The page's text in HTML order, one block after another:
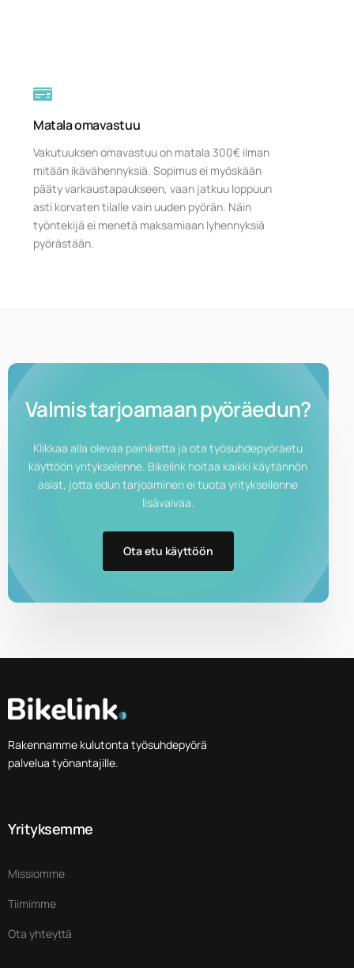
Matala omavastuu
Vakutuuksen omavastuu on matala 300€ ilman
mitään ikävähennyksiä. Sopimus ei myöskään
pääty varkaustapaukseen, vaan jatkuu loppuun
asti korvaten tilalle vain uuden pyörän. Näin
työntekijä ei menetä maksamiaan lyhennyksiä
pyörästään.
Valmis tarjoamaan pyöräedun?
Klikkaa alla olevaa painiketta ja ota työsuhdepyöräetu
käyttöön yritykselenne. Bikelink hoitaa kaikki käytännön
asiat, jotta edun tarjoaminen ei tuota yrityksellenne
lisävaivaa.
Ota etu käyttöön
Rakennamme kulutonta työsuhdepyörä
palvelua työnantajille.
Yrityksemme
Missiomme
Tiimimme
Ota yhteyttä